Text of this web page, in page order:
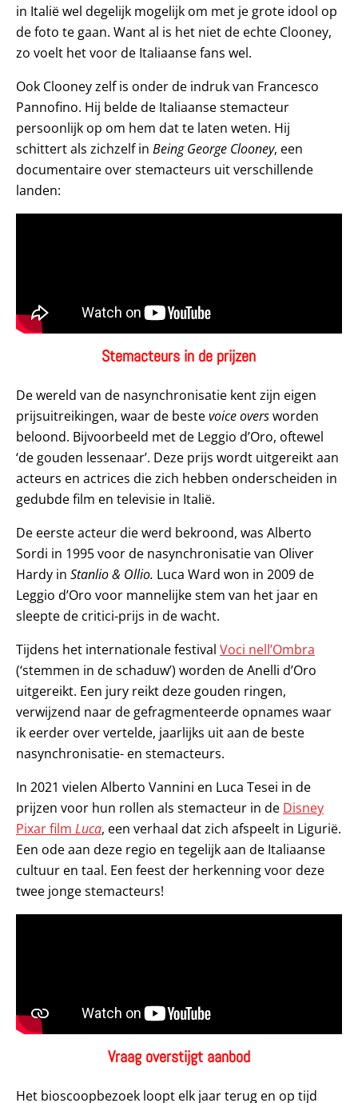
in Italië wel degelijk mogelijk om met je grote idool op
de foto te gaan. Want al is het niet de echte Clooney,
zo voelt het voor de Italiaanse fans wel.
Ook Clooney zelf is onder de indruk van Francesco
Pannofino. Hij belde de Italiaanse stemacteur
persoonlijk op om hem dat te laten weten. Hij
schittert als zichzelf in Being George Clooney, een
documentaire over stemacteurs uit verschillende
landen:
Stemacteurs in de prijzen
De wereld van de nasynchronisatie kent zijn eigen
prijsuitreikingen, waar de bestevoice oversworden
beloond. Bijvoorbeeld met de Leggio d’Oro, oftewel
‘de gouden lessenaar’. Deze prijs wordt uitgereikt aan
acteurs en actrices die zich hebben onderscheiden in
gedubde film en televisie in Italië.
De eerste acteur die werd bekroond, was Alberto
Sordi in 1995 voor de nasynchronisatie van Oliver
Hardy in Stanlio & Ollio. Luca Ward won in 2009 de
Leggio d’Oro voor mannelijke stem van het jaar en
sleepte de critici-prijs in de wacht.
Tijdens het internationale festival Voci nell’Ombra
(‘stemmen in de schaduw’) worden de Anelli d’Oro
uitgereikt. Een jury reikt deze gouden ringen,
verwijzend naar de gefragmenteerde opnames waar
ik eerder over vertelde, jaarlijks uit aan de beste
nasynchronisatie- en stemacteurs.
In 2021 vielen Alberto Vannini en Luca Tesei in de
prijzen voor hun rollen als stemacteur in de Disney
Pixar film Luca, een verhaal dat zich afspeelt in Ligurië.
Een ode aan deze regio en tegelijk aan de Italiaanse
cultuur en taal. Een feest der herkenning voor deze
twee jonge stemacteurs!
Vraag overstijgt aanbod
Het bioscoopbezoek loopt elk jaar terug en op tijd